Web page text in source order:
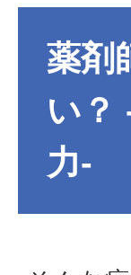
薬剤
い？
力-